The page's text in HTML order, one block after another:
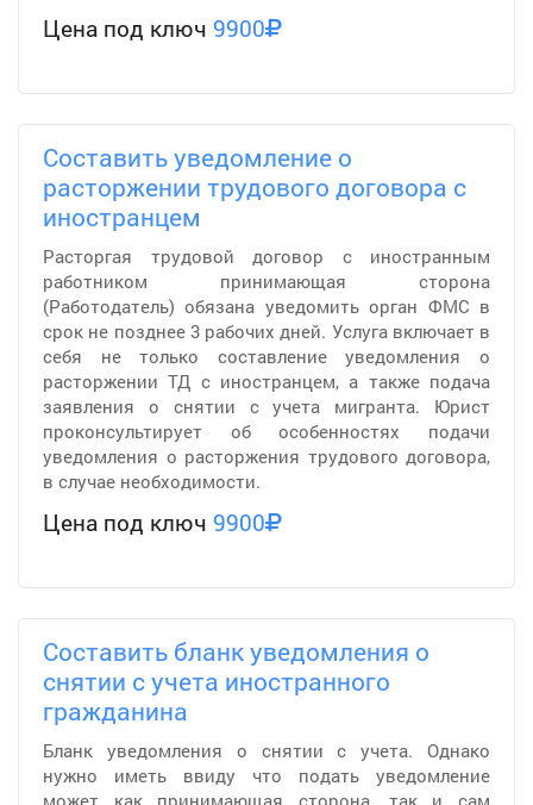
Цена под ключ 9900
Составить уведомление о
расторжении трудового договора с
иностранцем
Расторгая трудовой договор с иностранным
работником принимающая сторона
(Работодатель) обязана уведомить орган ФМС в
срок не позднее 3 рабочих дней. Услуга включает в
себя не только составление уведомления о
расторжении ТД с иностранцем, а также подача
заявления о снятии с учета мигранта. Юрист
проконсультирует об особенностях подачи
уведомления о расторжения трудового договора,
в случае необходимости.
Цена под ключ 9900
Составить бланк уведомления о
снятии с учета иностранного
гражданина
Бланк уведомления о снятии с учета. Однако
нужно иметь ввиду что подать уведомление
может как принимающая сторона, так и сам